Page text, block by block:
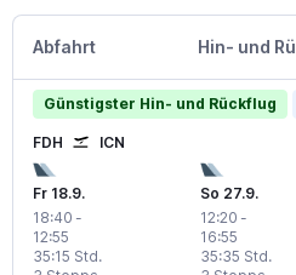
Abfahrt Hin- und
Günstigster Hin- und Rückflug
FDH ICN
Fr 18.9.
18:40 -
12:55
35:15 Std.
So 27.9.
12:20 -
16:55
35:35 Std.